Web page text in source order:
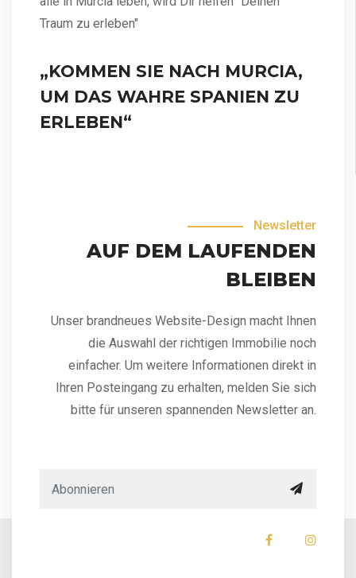
Traum zu erleben"
„KOMMEN SIE NACH MURCIA,
UM DAS WAHRE SPANIEN ZU
ERLEBEN“
Newsletter
AUF DEM LAUFENDEN
BLEIBEN
Unser brandneues Website-Design macht Ihnen
die Auswahl der richtigen Immobilie noch
einfacher. Um weitere Informationen direkt in
Ihren Posteingang zu erhalten, melden Sie sich
bitte für unseren spannenden Newsletter an.